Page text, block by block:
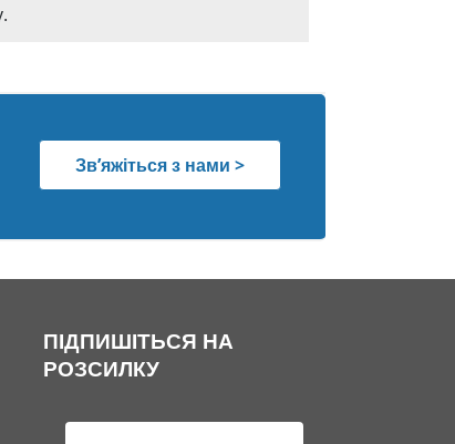
Зв’яжіться з нами >
ПІДПИШІТЬСЯ НА
РОЗСИЛКУ